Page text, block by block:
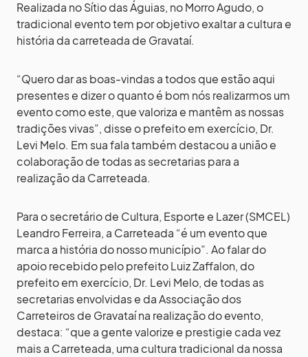
Realizada no Sítio das Águias, no Morro Agudo, o
tradicional evento tem por objetivo exaltar a cultura e
história da carreteada de Gravataí.
“Quero dar as boas-vindas a todos que estão aqui
presentes e dizer o quanto é bom nós realizarmos um
evento como este, que valoriza e mantêm as nossas
tradições vivas”, disse o prefeito em exercício, Dr.
Levi Melo. Em sua fala também destacou a união e
colaboração de todas as secretarias para a
realização da Carreteada.
Para o secretário de Cultura, Esporte e Lazer (SMCEL)
Leandro Ferreira, a Carreteada “é um evento que
marca a história do nosso município”. Ao falar do
apoio recebido pelo prefeito Luiz Zaffalon, do
prefeito em exercício, Dr. Levi Melo, de todas as
secretarias envolvidas e da Associação dos
Carreteiros de Gravataí na realização do evento,
destaca: “que a gente valorize e prestigie cada vez
mais a Carreteada, uma cultura tradicional da nossa